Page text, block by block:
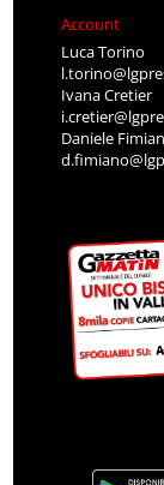
Account
Luca Torino
Ivana Cretier
Daniele